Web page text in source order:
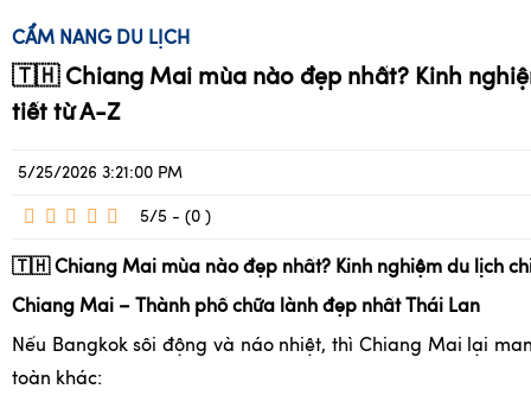
CẨM NANG DU LỊCH
🇹🇭Chiang Mai mùa nào đẹp nhất? Kinh
tiết từ A-Z
5/25/2026 3:21:00 PM
5/5 - (0 )
🇹🇭Chiang Mai mùa nào đẹp nhất? Kinh nghiệm du lịch
Chiang Mai – Thành phố chữa lành đẹp nhất Thái Lan
Nếu Bangkok sôi động và náo nhiệt, thì Chiang Mai lại
toàn khác: